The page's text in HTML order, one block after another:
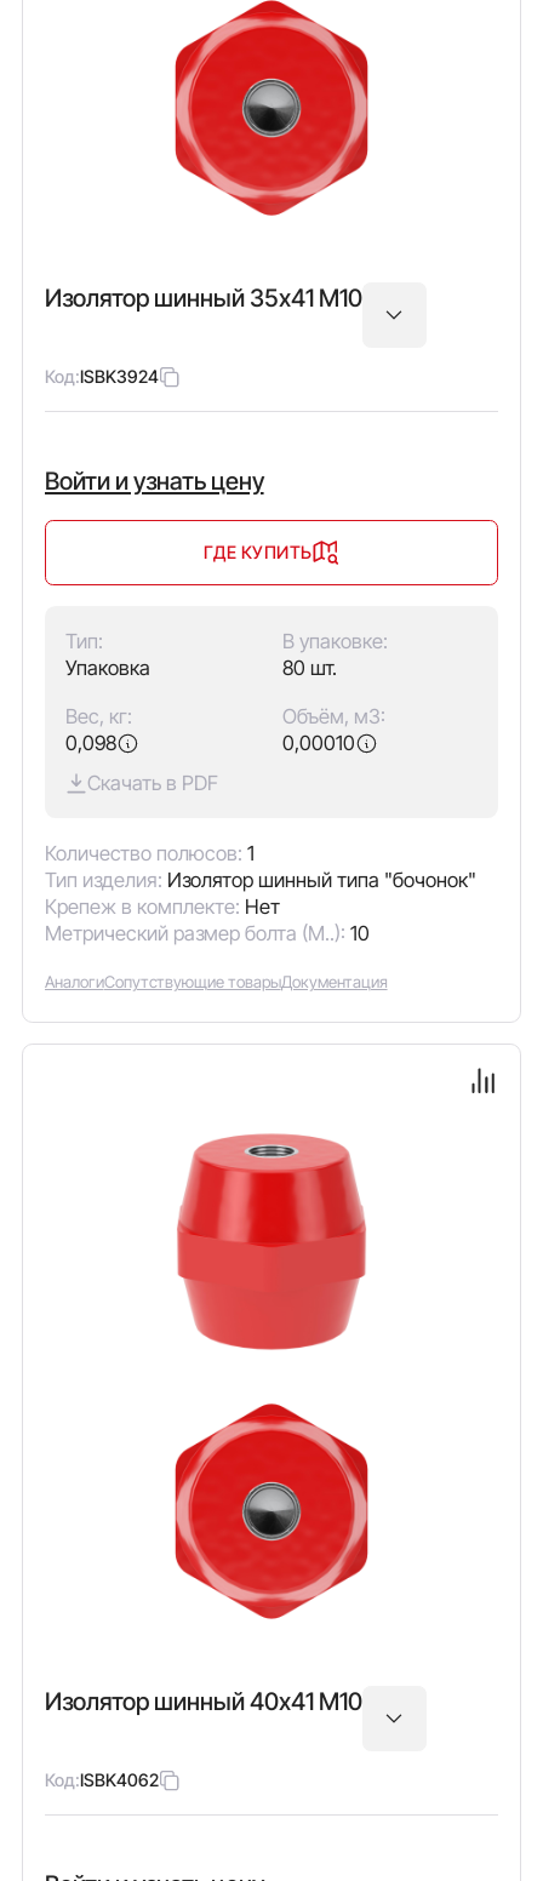
Изолятор шинный 35х41 М10
Код:ISBK3924
Войти и узнать цену
ГДЕ КУПИТЬ
Тип:
Упаковка
В упаковке:
80 шт.
Вес, кг:
0,098
Объём, м3:
0,00010
Скачать в PDF
Количество полюсов: 1
Тип изделия: Изолятор шинный типа "бочонок"
Крепеж в комплекте: Нет
Метрический размер болта (М..): 10
АналогиСопутствующие товарыДокументация
Изолятор шинный 40х41 М10
Код:ISBK4062